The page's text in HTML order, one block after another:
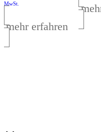
MwSt.
mehr erfahren